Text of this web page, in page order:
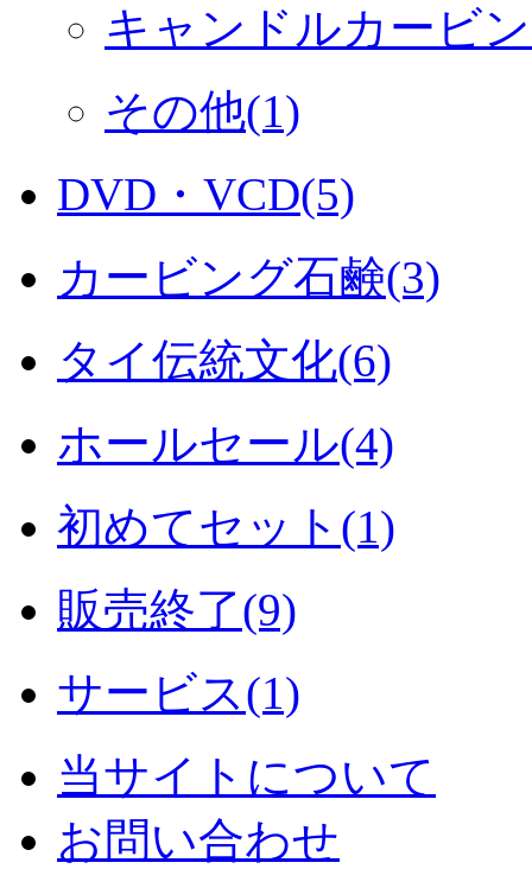
キャンドルカービ
その他(1)
DVD・VCD(5)
カービング石鹸(3)
タイ伝統文化(6)
ホールセール(4)
初めてセット(1)
販売終了(9)
サービス(1)
当サイトについて
お問い合わせ